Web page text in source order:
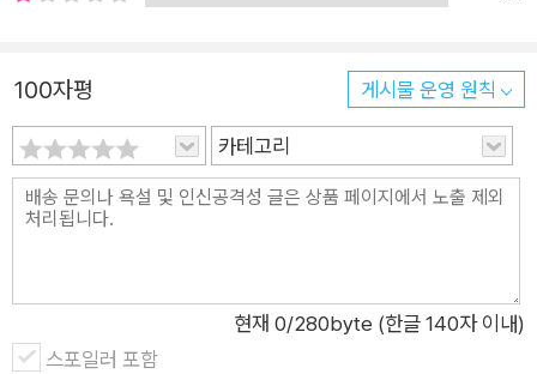
100자평 게시물 운영 원칙
카테고리
현재 0/280byte (한글 140자 이내)
스포일러 포함